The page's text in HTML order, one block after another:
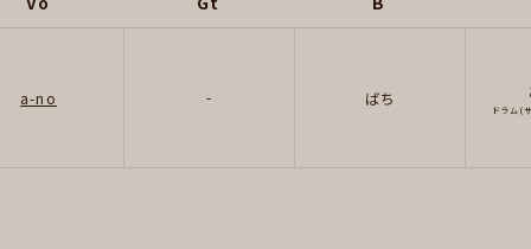
a-no - ばち
ドラム(